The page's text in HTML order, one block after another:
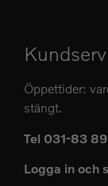
Öppettider:
stängt.
Tel 031-83
Logga in och